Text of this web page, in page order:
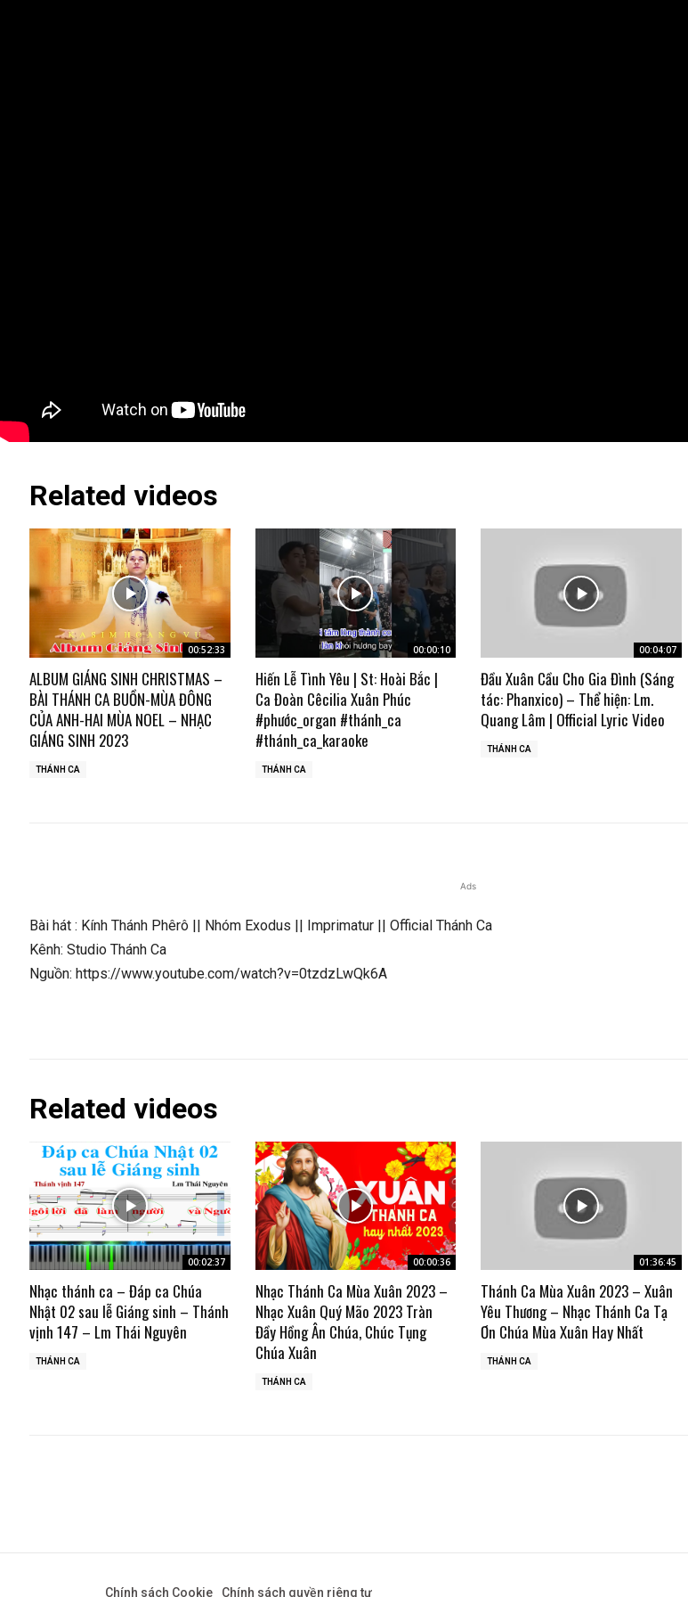
Related videos
00:52:33
ALBUM GIÁNG SINH CHRISTMAS –
BÀI THÁNH CA BUỒN-MÙA ĐÔNG
CỦA ANH-HAI MÙA NOEL – NHẠC
GIÁNG SINH 2023
THÁNH CA
00:00:10
Hiến Lễ Tình Yêu | St: Hoài Bắc |
Ca Đoàn Cêcilia Xuân Phúc
#phước_organ #thánh_ca
#thánh_ca_karaoke
THÁNH CA
00:04:07
Đầu Xuân Cầu Cho Gia Đình (Sáng
tác: Phanxico) – Thể hiện: Lm.
Quang Lâm | Official Lyric Video
THÁNH CA
Ads
Bài hát : Kính Thánh Phêrô || Nhóm Exodus || Imprimatur || Official Thánh Ca
Kênh: Studio Thánh Ca
Nguồn: https://www.youtube.com/watch?v=0tzdzLwQk6A
Related videos
00:02:37
Nhạc thánh ca – Đáp ca Chúa
Nhật 02 sau lễ Giáng sinh – Thánh
vịnh 147 – Lm Thái Nguyên
THÁNH CA
00:00:36
Nhạc Thánh Ca Mùa Xuân 2023 –
Nhạc Xuân Quý Mão 2023 Tràn
Đầy Hồng Ân Chúa, Chúc Tụng
Chúa Xuân
THÁNH CA
01:36:45
Thánh Ca Mùa Xuân 2023 – Xuân
Yêu Thương – Nhạc Thánh Ca Tạ
Ơn Chúa Mùa Xuân Hay Nhất
THÁNH CA
Chính sách Cookie Chính sách quyền riêng tư